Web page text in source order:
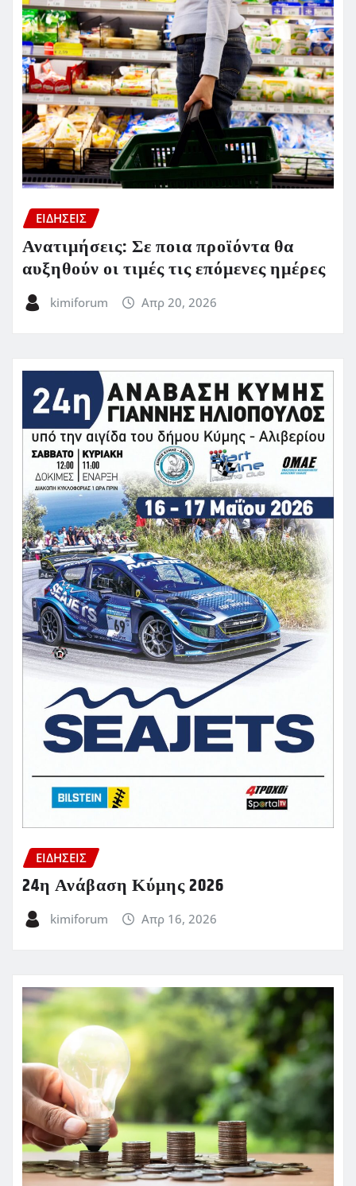
ΕΙΔΗΣΕΙΣ
Ανατιμήσεις: Σε ποια προϊόντα θα
αυξηθούν οι τιμές τις επόμενες ημέρες
kimiforum Απρ 20, 2026
ΕΙΔΗΣΕΙΣ
24η Ανάβαση Κύμης 2026
kimiforum Απρ 16, 2026